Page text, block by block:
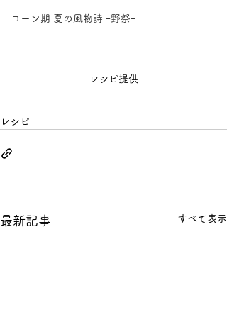
コーン期 夏の風物詩 ｰ野祭ｰ
レシピ提供
レシピ
最新記事 すべて表示